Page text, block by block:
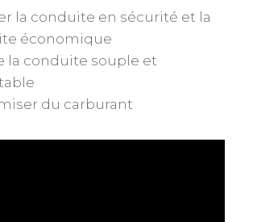
la conduite en sécurité et la
économique
la conduite souple et
du carburant